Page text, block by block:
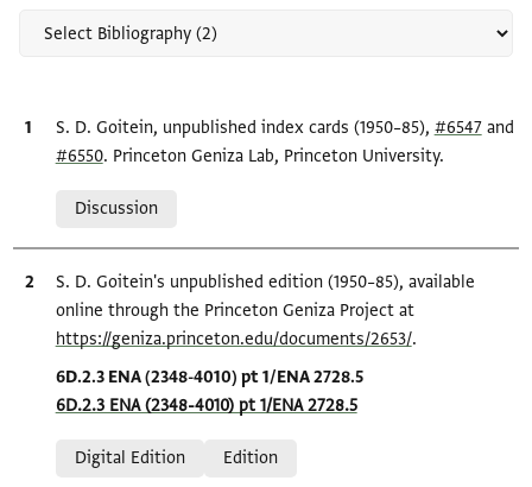
Bibliographic citation
S. D. Goitein, unpublished index cards (1950–85), #6547and
#6550. Princeton Geniza Lab, Princeton University.
Discussion
Bibliographic citation
S. D. Goitein's unpublished edition (1950–85), available
online through the Princeton Geniza Project at
https://geniza.princeton.edu/documents/2653/.
Location in source
6D.2.3 ENA (2348-4010) pt 1/ENA 2728.5
6D.2.3 ENA (2348-4010) pt 1/ENA 2728.5
Digital Edition
Edition